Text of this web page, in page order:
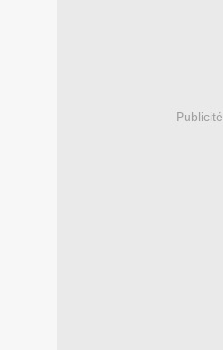
Publicité